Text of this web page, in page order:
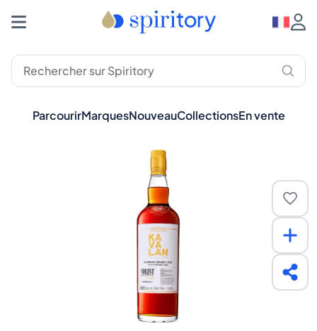
ParcourirMarquesNouveauCollectionsEn vente